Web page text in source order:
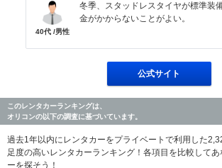
40代 /男性
冬季、スタッドレスタイヤが標準装
金がかからないことがよい。
公式サイト
このレンタカーランキングは、
オリコンの以下の調査に基づいています。
過去1年以内にレンタカーをプライベートで利用した
足度の高いレンタカーランキング！各項目を比較して
ーを探そう！